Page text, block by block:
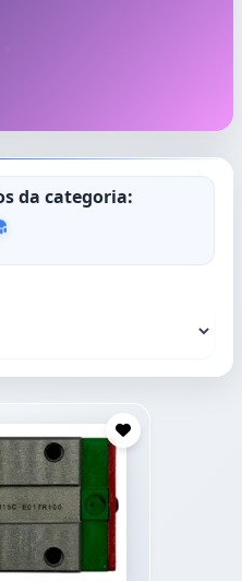
da categoria: